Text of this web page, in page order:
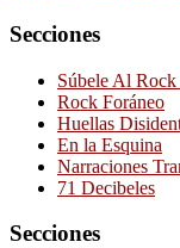
Secciones
Súbele Al
Rock Foráneo
Huellas
En la Esquina
Narraciones
71 Decibeles
Secciones